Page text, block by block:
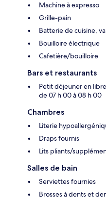
Machine à expresso
Grille-pain
Batterie de cuisine,
Bouilloire électrique
Cafetière/bouilloire
Bars et restaurants
Petit déjeuner en
de 07 h 00 à 08 h 00
Chambres
Literie
Draps fournis
Lits pliants/
Salles de bain
Serviettes fournies
Brosses à dents et